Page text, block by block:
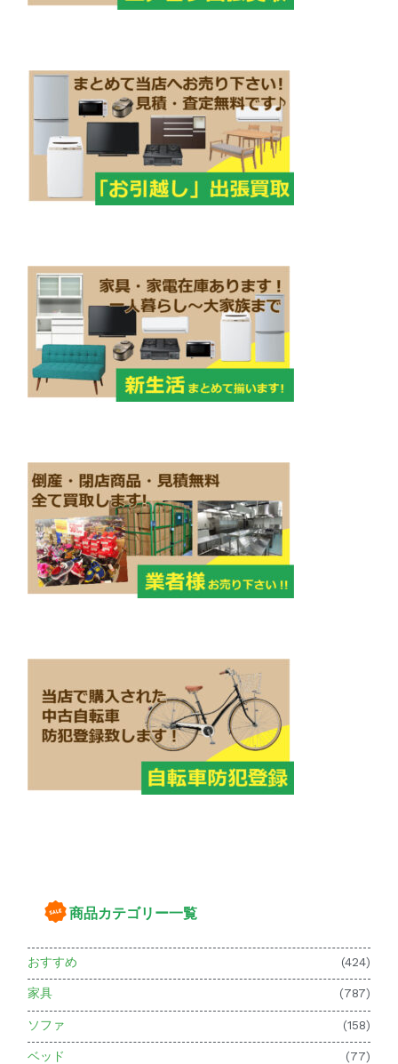
商品カテゴリー一覧
おすすめ (424)
家具 (787)
ソファ (158)
ベッド (77)